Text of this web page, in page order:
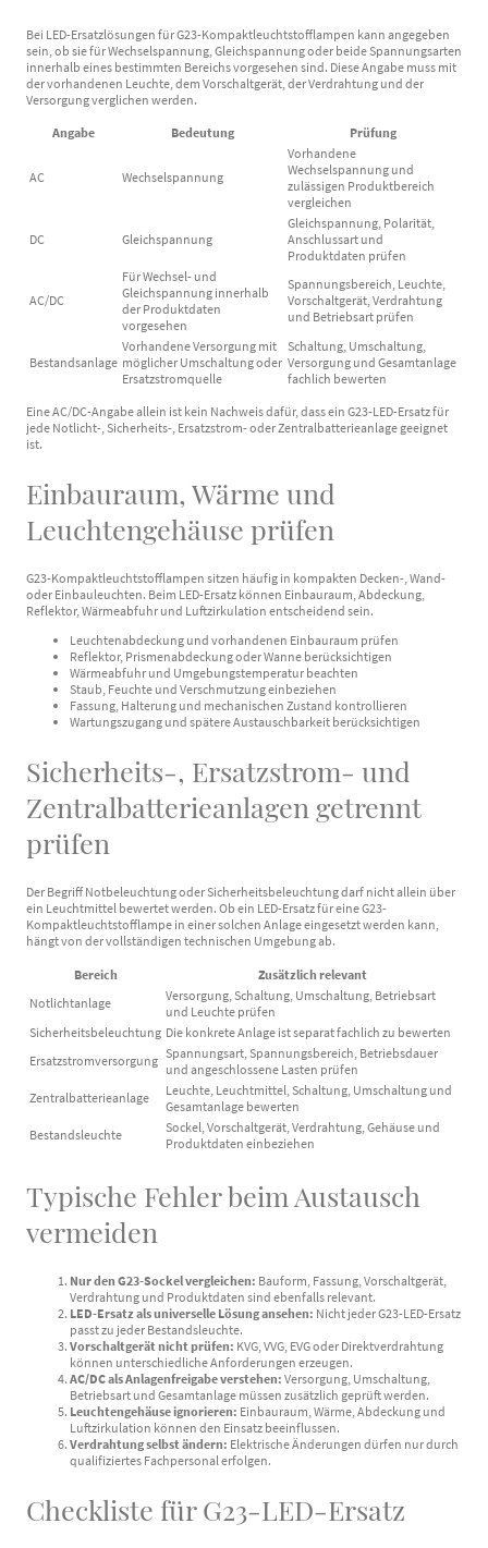
Bei LED-Ersatzlösungen für G23-Kompaktleuchtstofflampen kann angegeben
sein, ob sie für Wechselspannung, Gleichspannung oder beide Spannungsarten
innerhalb eines bestimmten Bereichs vorgesehen sind. Diese Angabe muss mit
der vorhandenen Leuchte, dem Vorschaltgerät, der Verdrahtung und der
Versorgung verglichen werden.
Angabe Bedeutung Prüfung
AC Wechselspannung
Vorhandene
Wechselspannung und
zulässigen Produktbereich
vergleichen
DC Gleichspannung
Gleichspannung, Polarität,
Anschlussart und
Produktdaten prüfen
AC/DC
Für Wechsel- und
Gleichspannung innerhalb
der Produktdaten
vorgesehen
Spannungsbereich, Leuchte,
Vorschaltgerät, Verdrahtung
und Betriebsart prüfen
Bestandsanlage
Vorhandene Versorgung mit
möglicher Umschaltung oder
Ersatzstromquelle
Schaltung, Umschaltung,
Versorgung und Gesamtanlage
fachlich bewerten
Eine AC/DC-Angabe allein ist kein Nachweis dafür, dass ein G23-LED-Ersatz für
jede Notlicht-, Sicherheits-, Ersatzstrom- oder Zentralbatterieanlage geeignet
ist.
Einbauraum, Wärme und
Leuchtengehäuse prüfen
G23-Kompaktleuchtstofflampen sitzen häufig in kompakten Decken-, Wand-
oder Einbauleuchten. Beim LED-Ersatz können Einbauraum, Abdeckung,
Reflektor, Wärmeabfuhr und Luftzirkulation entscheidend sein.
Leuchtenabdeckung und vorhandenen Einbauraum prüfen
Reflektor, Prismenabdeckung oder Wanne berücksichtigen
Wärmeabfuhr und Umgebungstemperatur beachten
Staub, Feuchte und Verschmutzung einbeziehen
Fassung, Halterung und mechanischen Zustand kontrollieren
Wartungszugang und spätere Austauschbarkeit berücksichtigen
Sicherheits-, Ersatzstrom- und
Zentralbatterieanlagen getrennt
prüfen
Der Begriff Notbeleuchtung oder Sicherheitsbeleuchtung darf nicht allein über
ein Leuchtmittel bewertet werden. Ob ein LED-Ersatz für eine G23-
Kompaktleuchtstofflampe in einer solchen Anlage eingesetzt werden kann,
hängt von der vollständigen technischen Umgebung ab.
Bereich
Zusätzlich relevant
Notlichtanlage
Versorgung, Schaltung, Umschaltung, Betriebsart
und Leuchte prüfen
Sicherheitsbeleuchtung Die konkrete Anlage ist separat fachlich zu bewerten
Ersatzstromversorgung Spannungsart, Spannungsbereich, Betriebsdauer
und angeschlossene Lasten prüfen
Zentralbatterieanlage
Leuchte, Leuchtmittel, Schaltung, Umschaltung und
Gesamtanlage bewerten
Bestandsleuchte
Sockel, Vorschaltgerät, Verdrahtung, Gehäuse und
Produktdaten einbeziehen
Typische Fehler beim Austausch
vermeiden
Nur den G23-Sockel vergleichen: Bauform, Fassung, Vorschaltgerät,
Verdrahtung und Produktdaten sind ebenfalls relevant.
LED-Ersatz als universelle Lösung ansehen: Nicht jeder G23-LED-Ersatz
passt zu jeder Bestandsleuchte.
Vorschaltgerät nicht prüfen: KVG, VVG, EVG oder Direktverdrahtung
können unterschiedliche Anforderungen erzeugen.
AC/DC als Anlagenfreigabe verstehen: Versorgung, Umschaltung,
Betriebsart und Gesamtanlage müssen zusätzlich geprüft werden.
Leuchtengehäuse ignorieren: Einbauraum, Wärme, Abdeckung und
Luftzirkulation können den Einsatz beeinflussen.
Verdrahtung selbst ändern: Elektrische Änderungen dürfen nur durch
qualifiziertes Fachpersonal erfolgen.
Checkliste für G23-LED-Ersatz